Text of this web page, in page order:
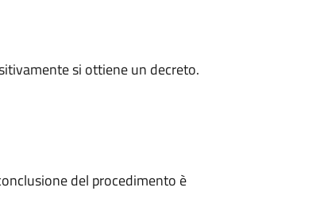
si ottiene un decreto.
del procedimento è